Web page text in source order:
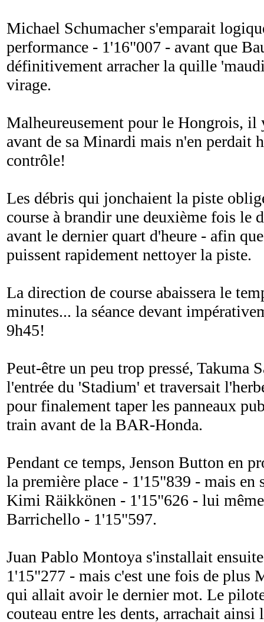
Michael Schumacher s'emparait
performance - 1'16"007 - avant que
définitivement arracher la quille
virage.
Malheureusement pour le Hongrois, il
avant de sa Minardi mais n'en perdait
contrôle!
Les débris qui jonchaient la piste
course à brandir une deuxième fois le
avant le dernier quart d'heure - afin
puissent rapidement nettoyer la piste.
La direction de course abaissera le
minutes... la séance devant
9h45!
Peut-être un peu trop pressé, Takuma
l'entrée du 'Stadium' et traversait
pour finalement taper les panneaux
train avant de la BAR-Honda.
Pendant ce temps, Jenson Button en
la première place - 1'15"839 - mais en
Kimi Räikkönen - 1'15"626 - lui même
Barrichello - 1'15"597.
Juan Pablo Montoya s'installait
1'15"277 - mais c'est une fois de plus
qui allait avoir le dernier mot. Le
couteau entre les dents, arrachait